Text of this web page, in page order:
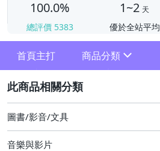
100.0%
總評價 5383
1~2 天
優於全站平均
首頁主打 商品分類
其它
圖書/影音/文具
音樂與影片